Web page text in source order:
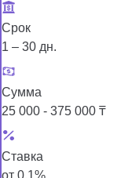
Срок
1 – 30 дн.
Сумма
25 000 - 375 000 ₸
Ставка
от 0,1%